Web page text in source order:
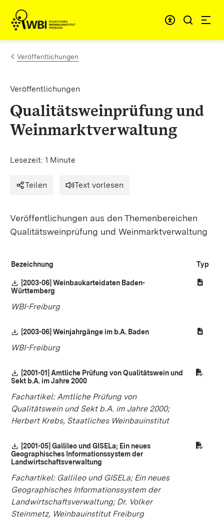
Zum Inhalt springen
Link zur Startseite
Veröffentlichungen
Veröffentlichungen
Qualitätsweinprüfung und
Weinmarktverwaltung
Lesezeit: 1 Minute
Teilen Text vorlesen
Veröffentlichungen aus den Themenbereichen
Qualitätsweinprüfung und Weinmarktverwaltung
Bezeichnung Typ
Download:
[2003-06] Weinbaukarteidaten Baden-
Württemberg
WBI-Freiburg
Download:
[2003-06] Weinjahrgänge im b.A. Baden(Öffnet in neuem
WBI-Freiburg
Download:
[2001-01] Amtliche Prüfung von Qualitätswein und
Sekt b.A. im Jahre 2000
Fachartikel: Amtliche Prüfung von
Qualitätswein und Sekt b.A. im Jahre 2000;
Herbert Krebs, Staatliches Weinbauinstitut
Download:
[2001-05] Gallileo und GISELa; Ein neues
Geographisches Informationssystem der
Landwirtschaftsverwaltung
Fachartikel: Gallileo und GISELa; Ein neues
Geographisches Informationssystem der
Landwirtschaftsverwaltung; Dr. Volker
Steinmetz, Weinbauinstitut Freiburg